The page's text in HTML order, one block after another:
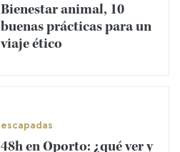
Bienestar animal, 10
buenas prácticas para un
viaje ético
escapadas
48h en Oporto: ¿qué ver y